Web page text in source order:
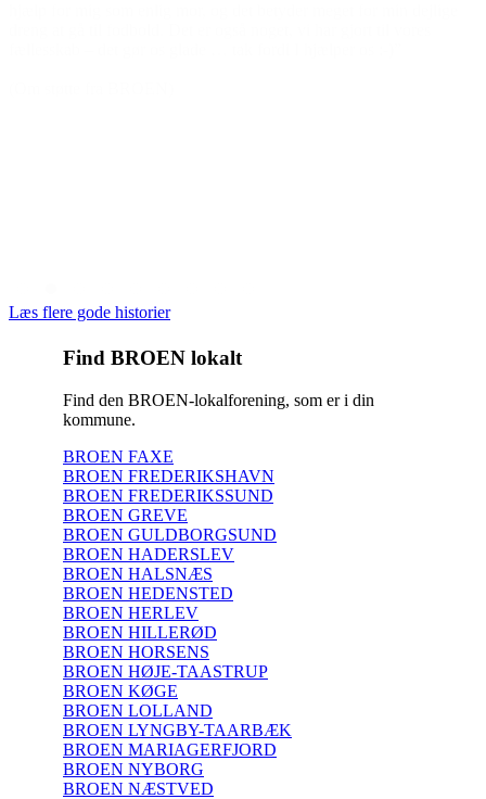
Læs flere gode historier
Find BROEN lokalt
Find den BROEN-lokalforening, som er i din
kommune.
BROEN FAXE
BROEN FREDERIKSHAVN
BROEN FREDERIKSSUND
BROEN GREVE
BROEN GULDBORGSUND
BROEN HADERSLEV
BROEN HALSNÆS
BROEN HEDENSTED
BROEN HERLEV
BROEN HILLERØD
BROEN HORSENS
BROEN HØJE-TAASTRUP
BROEN KØGE
BROEN LOLLAND
BROEN LYNGBY-TAARBÆK
BROEN MARIAGERFJORD
BROEN NYBORG
BROEN NÆSTVED